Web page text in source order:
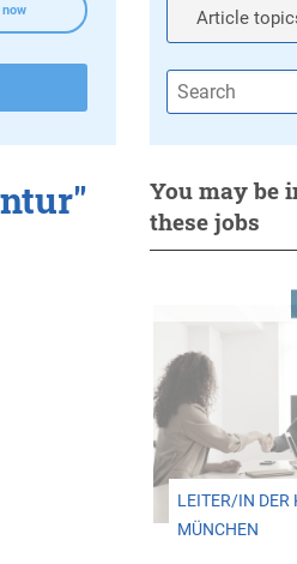
You may be
these jobs
LEITER/IN DER
MÜNCHEN